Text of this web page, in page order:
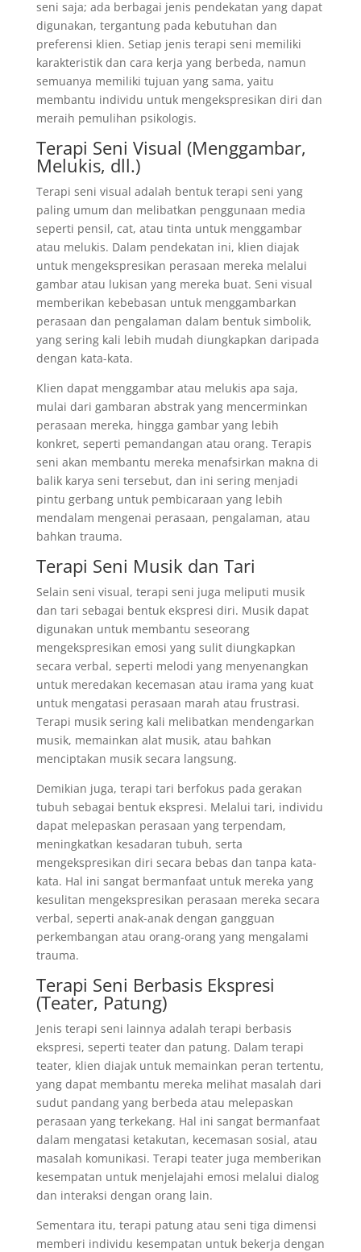
seni saja; ada berbagai jenis pendekatan yang dapat
digunakan, tergantung pada kebutuhan dan
preferensi klien. Setiap jenis terapi seni memiliki
karakteristik dan cara kerja yang berbeda, namun
semuanya memiliki tujuan yang sama, yaitu
membantu individu untuk mengekspresikan diri dan
meraih pemulihan psikologis.
Terapi Seni Visual (Menggambar,
Melukis, dll.)
Terapi seni visual adalah bentuk terapi seni yang
paling umum dan melibatkan penggunaan media
seperti pensil, cat, atau tinta untuk menggambar
atau melukis. Dalam pendekatan ini, klien diajak
untuk mengekspresikan perasaan mereka melalui
gambar atau lukisan yang mereka buat. Seni visual
memberikan kebebasan untuk menggambarkan
perasaan dan pengalaman dalam bentuk simbolik,
yang sering kali lebih mudah diungkapkan daripada
dengan kata-kata.
Klien dapat menggambar atau melukis apa saja,
mulai dari gambaran abstrak yang mencerminkan
perasaan mereka, hingga gambar yang lebih
konkret, seperti pemandangan atau orang. Terapis
seni akan membantu mereka menafsirkan makna di
balik karya seni tersebut, dan ini sering menjadi
pintu gerbang untuk pembicaraan yang lebih
mendalam mengenai perasaan, pengalaman, atau
bahkan trauma.
Terapi Seni Musik dan Tari
Selain seni visual, terapi seni juga meliputi musik
dan tari sebagai bentuk ekspresi diri. Musik dapat
digunakan untuk membantu seseorang
mengekspresikan emosi yang sulit diungkapkan
secara verbal, seperti melodi yang menyenangkan
untuk meredakan kecemasan atau irama yang kuat
untuk mengatasi perasaan marah atau frustrasi.
Terapi musik sering kali melibatkan mendengarkan
musik, memainkan alat musik, atau bahkan
menciptakan musik secara langsung.
Demikian juga, terapi tari berfokus pada gerakan
tubuh sebagai bentuk ekspresi. Melalui tari, individu
dapat melepaskan perasaan yang terpendam,
meningkatkan kesadaran tubuh, serta
mengekspresikan diri secara bebas dan tanpa kata-
kata. Hal ini sangat bermanfaat untuk mereka yang
kesulitan mengekspresikan perasaan mereka secara
verbal, seperti anak-anak dengan gangguan
perkembangan atau orang-orang yang mengalami
trauma.
Terapi Seni Berbasis Ekspresi
(Teater, Patung)
Jenis terapi seni lainnya adalah terapi berbasis
ekspresi, seperti teater dan patung. Dalam terapi
teater, klien diajak untuk memainkan peran tertentu,
yang dapat membantu mereka melihat masalah dari
sudut pandang yang berbeda atau melepaskan
perasaan yang terkekang. Hal ini sangat bermanfaat
dalam mengatasi ketakutan, kecemasan sosial, atau
masalah komunikasi. Terapi teater juga memberikan
kesempatan untuk menjelajahi emosi melalui dialog
dan interaksi dengan orang lain.
Sementara itu, terapi patung atau seni tiga dimensi
memberi individu kesempatan untuk bekerja dengan